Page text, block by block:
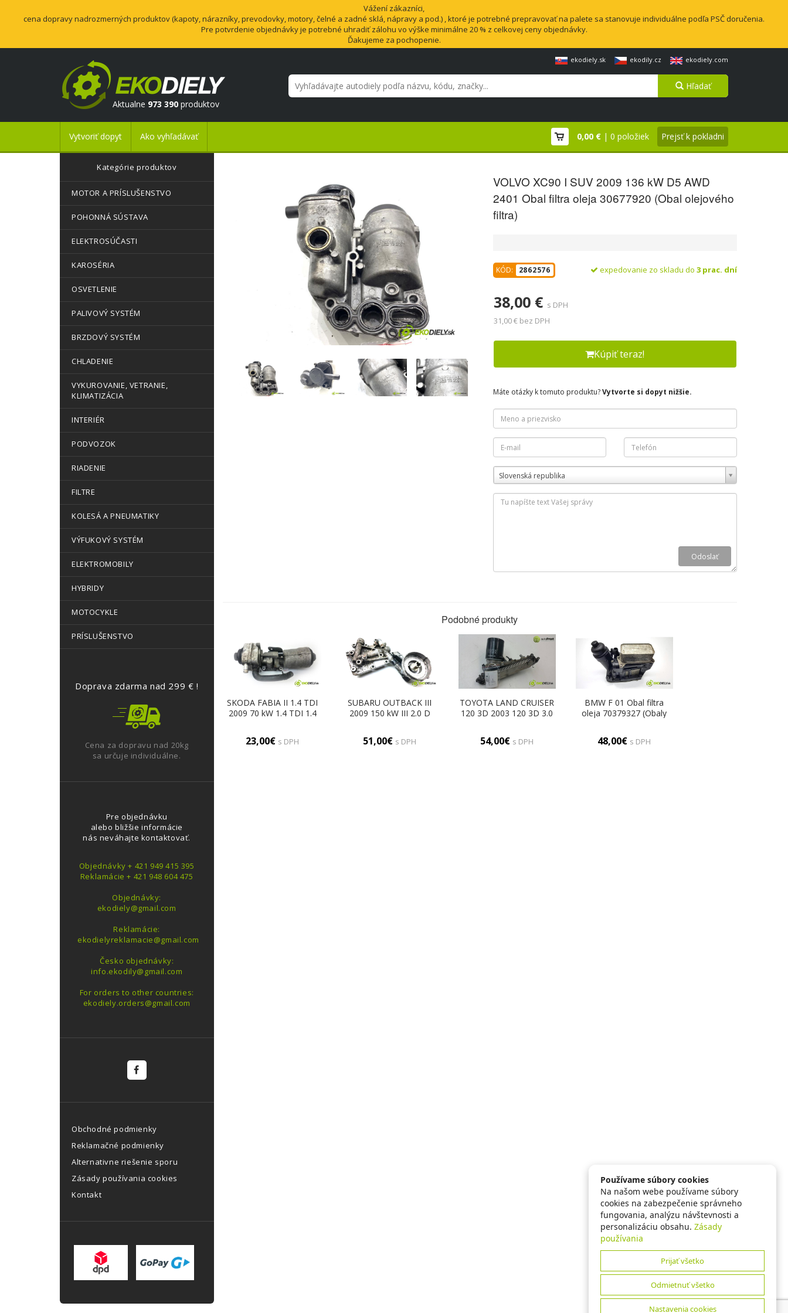
Vážení zákazníci,
cena dopravy nadrozmerných produktov (kapoty, nárazníky, prevodovky, motory, čelné a zadné sklá, nápravy a pod.) , ktoré je potrebné prepravovať na palete sa stanovuje individuálne podľa PSČ doručenia.
Pre potvrdenie objednávky je potrebné uhradiť zálohu vo výške minimálne 20 % z celkovej ceny objednávky.
Ďakujeme za pochopenie.
ekodiely.sk ekodily.cz ekodiely.com
Aktualne 973 390 produktov
Hľadať
Vytvoriť dopyt Ako vyhľadávať 0,00 € | 0 položiek Prejsť k pokladni
Kategórie produktov
MOTOR A PRÍSLUŠENSTVO
POHONNÁ SÚSTAVA
ELEKTROSÚČASTI
KAROSÉRIA
OSVETLENIE
PALIVOVÝ SYSTÉM
BRZDOVÝ SYSTÉM
CHLADENIE
VYKUROVANIE, VETRANIE,
KLIMATIZÁCIA
INTERIÉR
PODVOZOK
RIADENIE
FILTRE
KOLESÁ A PNEUMATIKY
VÝFUKOVÝ SYSTÉM
ELEKTROMOBILY
HYBRIDY
MOTOCYKLE
PRÍSLUŠENSTVO
Doprava zdarma nad 299 € !
Cena za dopravu nad 20kg
sa určuje individuálne.
Pre objednávku
alebo bližšie informácie
nás neváhajte kontaktovať.
Objednávky + 421 949 415 395
Reklamácie + 421 948 604 475
Objednávky:
ekodiely@gmail.com
Reklamácie:
ekodielyreklamacie@gmail.com
Česko objednávky:
info.ekodily@gmail.com
For orders to other countries:
ekodiely.orders@gmail.com
Obchodné podmienky
Reklamačné podmienky
Alternativne riešenie sporu
Zásady používania cookies
Kontakt
VOLVO XC90 I SUV 2009 136 kW D5 AWD
2401 Obal filtra oleja 30677920 (Obal olejového
filtra)
KÓD: 2862576 expedovanie zo skladu do 3 prac. dní
38,00 € s DPH
31,00 € bez DPH
Kúpiť teraz!
Máte otázky k tomuto produktu?Vytvorte si dopyt nižšie.
Slovenská republika
Podobné produkty
SKODA FABIA II 1.4 TDI
2009 70 kW 1.4 TDI 1.4
oleja)
23,00€ s DPH
SUBARU OUTBACK III
2009 150 kW III 2.0 D
51,00€ s DPH
TOYOTA LAND CRUISER
120 3D 2003 120 3D 3.0
54,00€ s DPH
BMW F 01 Obal filtra
oleja 70379327 (Obaly
48,00€ s DPH
Používame súbory cookies
Na našom webe používame súbory
cookies na zabezpečenie správneho
fungovania, analýzu návštevnosti a
personalizáciu obsahu. Zásady
používania
Prijať všetko
Odmietnuť všetko
Nastavenia cookies